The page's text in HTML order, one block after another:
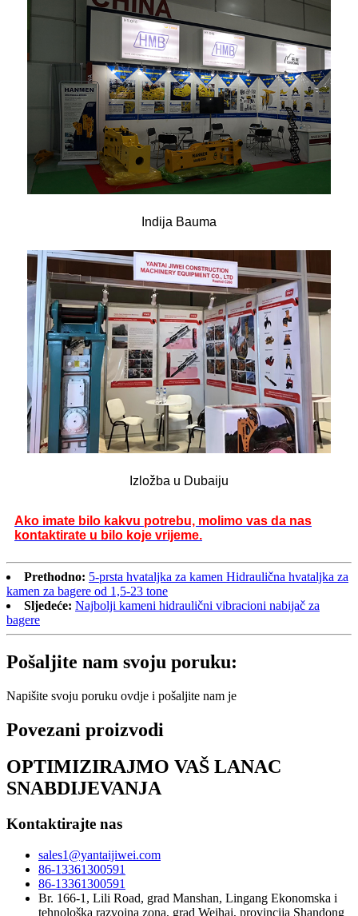
Indija Bauma
Izložba u Dubaiju
Ako imate bilo kakvu potrebu, molimo vas da nas
kontaktirate u bilo koje vrijeme.
Prethodno: 5-prsta hvataljka za kamen Hidraulična hvataljka za
kamen za bagere od 1,5-23 tone
Sljedeće: Najbolji kameni hidraulični vibracioni nabijač za
bagere
Pošaljite nam svoju poruku:
Napišite svoju poruku ovdje i pošaljite nam je
Povezani proizvodi
OPTIMIZIRAJMO VAŠ LANAC
SNABDIJEVANJA
Kontaktirajte nas
sales1@yantaijiwei.com
86-13361300591
86-13361300591
Br. 166-1, Lili Road, grad Manshan, Lingang Ekonomska i
tehnološka razvojna zona, grad Weihai, provincija Shandong